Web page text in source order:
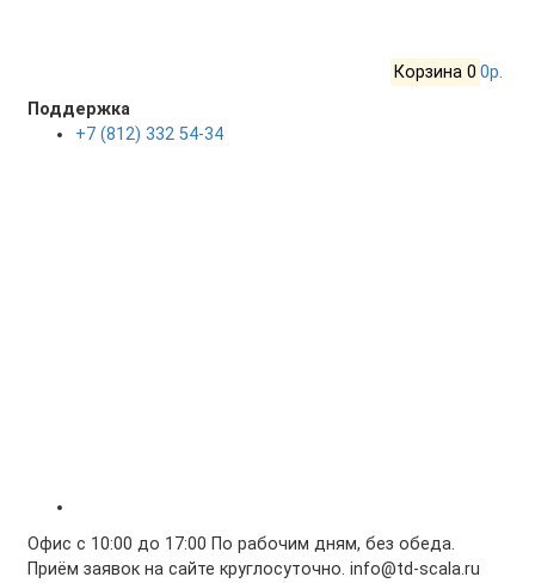
Корзина 0 0р.
Поддержка
+7 (812) 332 54-34
Офис с 10:00 до 17:00 По рабочим дням, без обеда.
Приём заявок на сайте круглосуточно. info@td-scala.ru